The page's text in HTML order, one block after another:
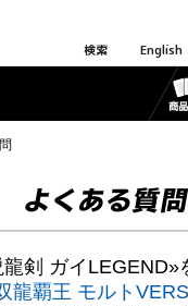
検索 English
よくある質問
剣 ガイLEGEND»
龍覇王 モルト